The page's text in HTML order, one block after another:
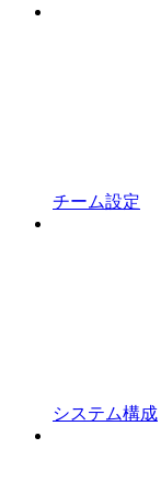
チーム設定
システム構成